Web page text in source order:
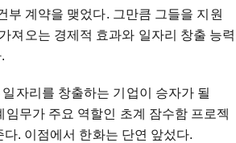
부 계약을 맺었다. 그만큼 그들을 지원
져오는 경제적 효과와 일자리 창출 능력
자리를 창출하는 기업이 승자가 될
무가 주요 역할인 초계 잠수함 프로젝
. 이점에서 한화는 단연 앞섰다.